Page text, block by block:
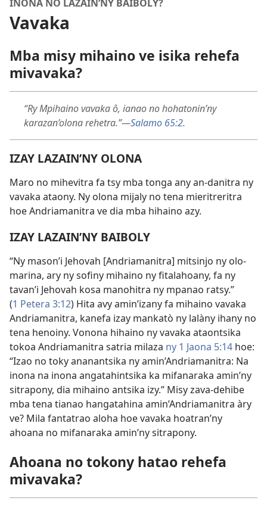
INONA NO LAZAIN’NY BAIBOLY?
Vavaka
Mba misy mihaino ve isika rehefa
mivavaka?
“Ry Mpihaino vavaka ô, ianao no hohatonin’ny
karazan’olona rehetra.”—Salamo 65:2.
IZAY LAZAIN’NY OLONA
Maro no mihevitra fa tsy mba tonga any an-danitra ny
vavaka ataony. Ny olona mijaly no tena mieritreritra
hoe Andriamanitra ve dia mba hihaino azy.
IZAY LAZAIN’NY BAIBOLY
“Ny mason’i Jehovah [Andriamanitra] mitsinjo ny olo-
marina, ary ny sofiny mihaino ny fitalahoany, fa ny
tavan’i Jehovah kosa manohitra ny mpanao ratsy.”
(1 Petera 3:12) Hita avy amin’izany fa mihaino vavaka
Andriamanitra, kanefa izay mankatò ny lalàny ihany no
tena henoiny. Vonona hihaino ny vavaka ataontsika
tokoa Andriamanitra satria milaza ny 1 Jaona 5:14 hoe:
“Izao no toky ananantsika ny amin’Andriamanitra: Na
inona na inona angatahintsika ka mifanaraka amin’ny
sitrapony, dia mihaino antsika izy.” Misy zava-dehibe
mba tena tianao hangatahina amin’Andriamanitra àry
ve? Mila fantatrao aloha hoe vavaka hoatran’ny
ahoana no mifanaraka amin’ny sitrapony.
Ahoana no tokony hatao rehefa
mivavaka?